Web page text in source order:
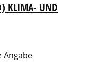
KLIMA- UND
Angabe